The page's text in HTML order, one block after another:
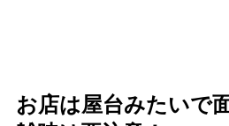
お店は屋台みたいで